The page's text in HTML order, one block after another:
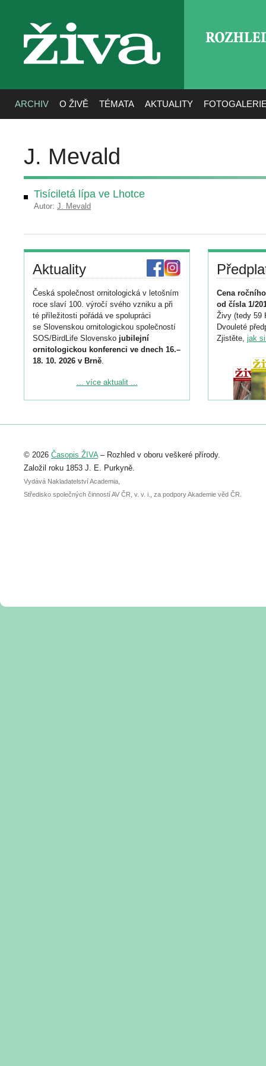
živa
ARCHIV O ŽIVĚ TÉMATA AKTUALITY
J. Mevald
Tisíciletá lípa ve Lhotce
Autor: J. Mevald
Aktuality
Česká společnost ornitologická v letošním
roce slaví 100. výročí svého vzniku a při
té příležitosti pořádá ve spolupráci
se Slovenskou ornitologickou společností
SOS/BirdLife Slovensko jubilejní
ornitologickou konferenci ve dnech 16.–
18. 10. 2026 v Brně.
Podrobnější informace ke konferenci
Registrovat se můžete do 6. září.
abstraktu přihlášené přednášky nebo
posteru je už 30. června.
... více aktualit ...
Cena
od čísla 1/
Živy (tedy 59
Dvouleté
Zjistěte, jak
© 2026 Časopis ŽIVA– Rozhled v oboru veškeré přírody.
Založil roku 1853 J. E. Purkyně.
Vydává Nakladatelství Academia,
Středisko společných činností AV ČR, v. v. i., za podpory Akademie věd ČR.